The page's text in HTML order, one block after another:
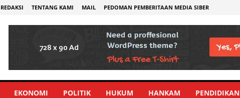
REDAKSI TENTANG KAMI MAIL PEDOMAN PEMBERITAAN MEDIA SIBER
EKONOMI POLITIK HUKUM HANKAM PENDIDIKAN